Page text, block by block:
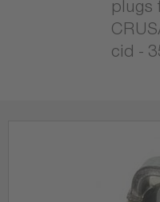
plugs
cid -